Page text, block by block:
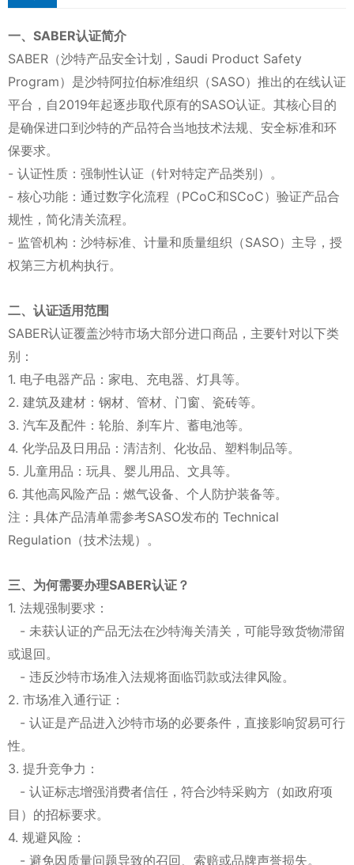
一、SABER认证简介
SABER（沙特产品安全计划，Saudi Product Safety
Program）是沙特阿拉伯标准组织（SASO）推出的在线认证
平台，自2019年起逐步取代原有的SASO认证。其核心目的
是确保进口到沙特的产品符合当地技术法规、安全标准和环
保要求。
- 认证性质：强制性认证（针对特定产品类别）。
- 核心功能：通过数字化流程（PCoC和SCoC）验证产品合
规性，简化清关流程。
- 监管机构：沙特标准、计量和质量组织（SASO）主导，授
权第三方机构执行。
二、认证适用范围
SABER认证覆盖沙特市场大部分进口商品，主要针对以下类
别：
1. 电子电器产品：家电、充电器、灯具等。
2. 建筑及建材：钢材、管材、门窗、瓷砖等。
3. 汽车及配件：轮胎、刹车片、蓄电池等。
4. 化学品及日用品：清洁剂、化妆品、塑料制品等。
5. 儿童用品：玩具、婴儿用品、文具等。
6. 其他高风险产品：燃气设备、个人防护装备等。
注：具体产品清单需参考SASO发布的 Technical
Regulation（技术法规）。
三、为何需要办理SABER认证？
1. 法规强制要求：
- 未获认证的产品无法在沙特海关清关，可能导致货物滞留
或退回。
- 违反沙特市场准入法规将面临罚款或法律风险。
2. 市场准入通行证：
- 认证是产品进入沙特市场的必要条件，直接影响贸易可行
性。
3. 提升竞争力：
- 认证标志增强消费者信任，符合沙特采购方（如政府项
目）的招标要求。
4. 规避风险：
- 避免因质量问题导致的召回、索赔或品牌声誉损失。